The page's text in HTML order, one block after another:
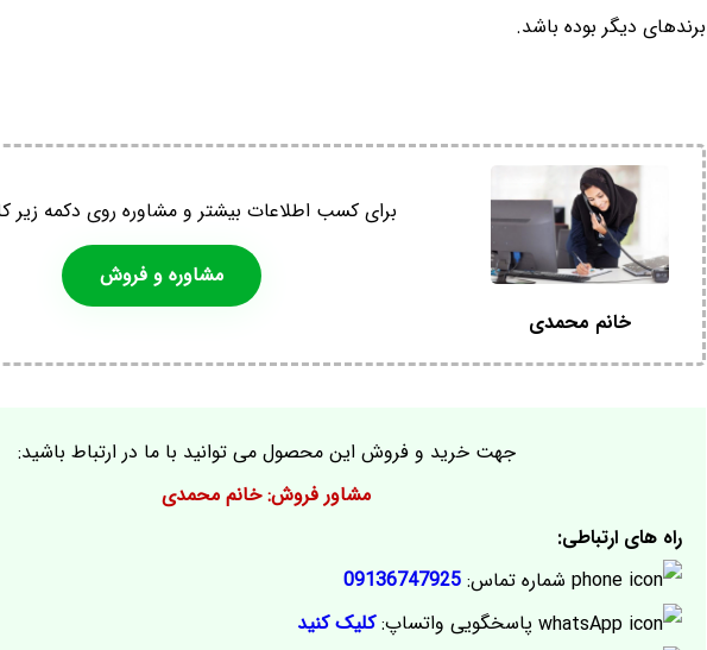
برندهای دیگر بوده باشد.
خانم محمدی
برای کسب اطلاعات بیشتر و مشاوره روی دکمه زیر
مشاوره و فروش
جهت خرید و فروش این محصول می توانید با ما در ارتباط باشید:
مشاور فروش: خانم محمدی
راه های ارتباطی:
شماره تماس: 09136747925
پاسخگویی واتساپ:کلیک کنید